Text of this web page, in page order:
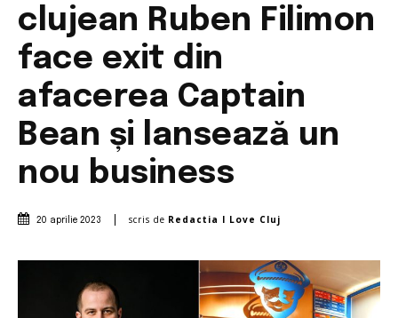
clujean Ruben Filimon
face exit din
afacerea Captain
Bean și lansează un
nou business
20 aprilie 2023 scris de Redactia I Love Cluj